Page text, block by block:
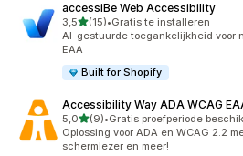
accessiBe Web Accessibility
3,5van 5 sterren
(15)
15 recensies in totaal
•Gratis te installeren
AI-gestuurde toegankelijkheid voor
EAA
Built for Shopify
Accessibility Way ADA WCAG
5,0van 5 sterren
(9)
9 recensies in totaal
•Gratis proefperiode
Oplossing voor ADA en WCAG 2.2
schermlezer en meer!